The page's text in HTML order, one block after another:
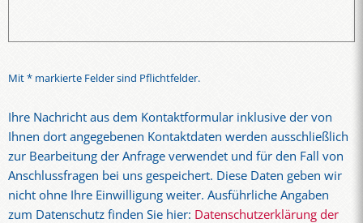
Mit * markierte Felder sind Pflichtfelder.
Ihre Nachricht aus dem Kontaktformular inklusive der von
Ihnen dort angegebenen Kontaktdaten werden ausschließlich
zur Bearbeitung der Anfrage verwendet und für den Fall von
Anschlussfragen bei uns gespeichert. Diese Daten geben wir
nicht ohne Ihre Einwilligung weiter. Ausführliche Angaben
zum Datenschutz finden Sie hier: Datenschutzerklärung der